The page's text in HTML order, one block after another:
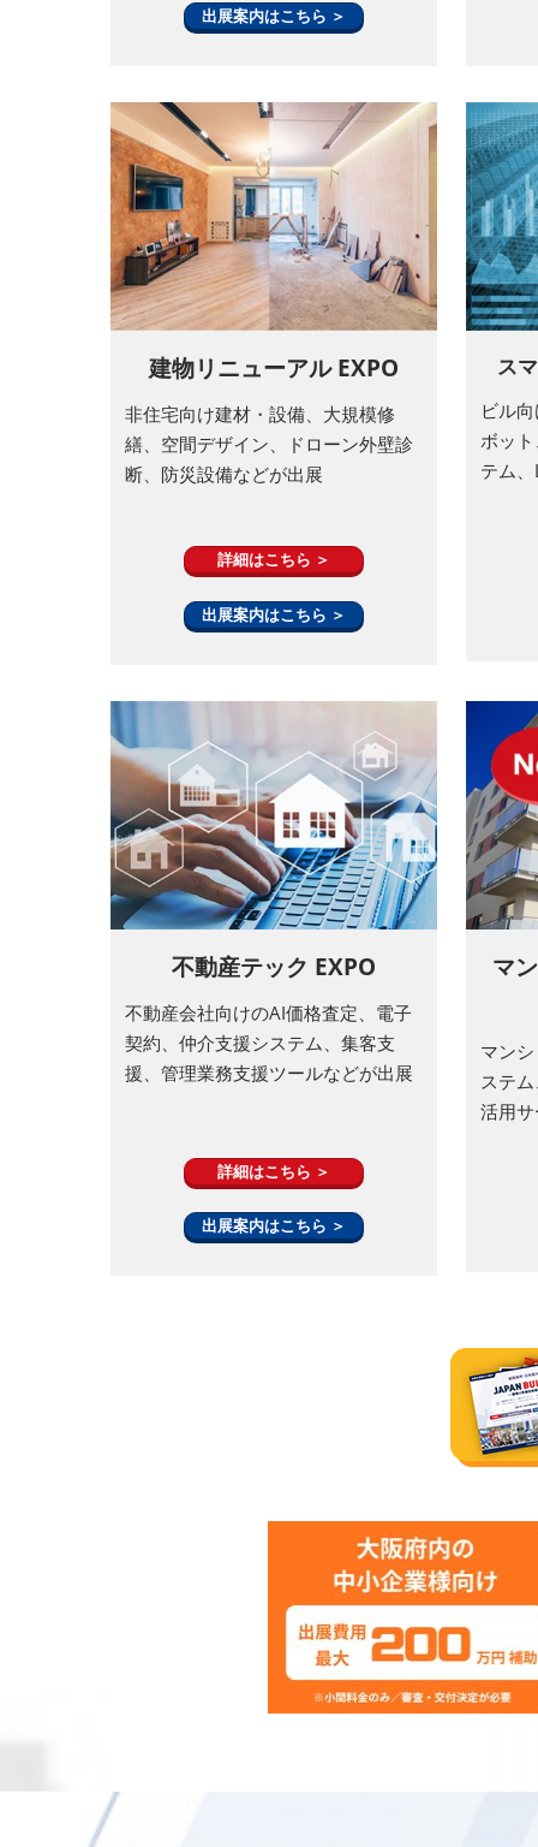
出展案内はこちら ＞
建物リニューアル EXPO
非住宅向け建材・設備、大規模修
繕、空間デザイン、ドローン外壁診
断、防災設備などが出展
詳細はこちら ＞
出展案内はこちら ＞
ス
ビル
ボッ
テム
不動産テック EXPO
不動産会社向けのAI価格査定、電子
契約、仲介支援システム、集客支
援、管理業務支援ツールなどが出展
詳細はこちら ＞
出展案内はこちら ＞
マ
マン
ステ
活用